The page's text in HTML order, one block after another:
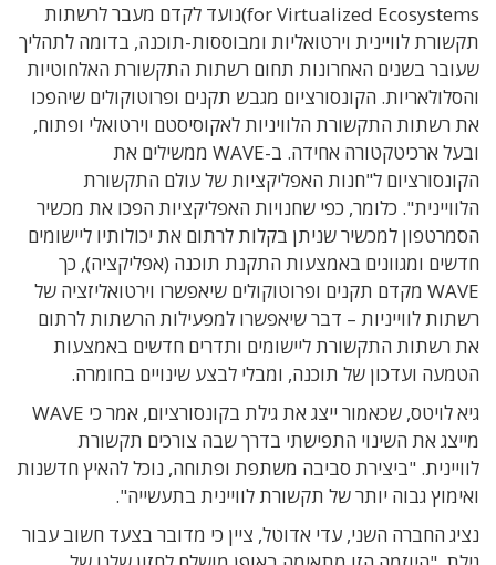
for Virtualized Ecosystems) נועד לקדם מעבר לרשתות
תקשורת לוויינית וירטואליות ומבוססות-תוכנה, בדומה לתהליך
שעובר בשנים האחרונות תחום רשתות התקשורת האלחוטיות
והסלולאריות. הקונסורציום מגבש תקנים ופרוטוקולים שיהפכו
את רשתות התקשורת הלוויניות לאקוסיסטם וירטואלי ופתוח,
ובעל ארכיטקטורה אחידה. ב-WAVE ממשילים את
הקונסורציום ל"חנות האפליקציות של עולם התקשורת
הלוויינית". כלומר, כפי שחנויות האפליקציות הפכו את מכשיר
הסמרטפון למכשיר שניתן בקלות לרתום את יכולותיו ליישומים
חדשים ומגוונים באמצעות התקנת תוכנה (אפליקציה), כך
WAVE מקדם תקנים ופרוטוקולים שיאפשרו וירטואליזציה של
רשתות לווייניות – דבר שיאפשרו למפעילות הרשתות לרתום
את רשתות התקשורת ליישומים ותדרים חדשים באמצעות
הטמעה ועדכון של תוכנה, ומבלי לבצע שינויים בחומרה.
גיא לויטס, שכאמור ייצג את גילת בקונסורציום, אמר כי WAVE
מייצג את השינוי התפישתי בדרך שבה צורכים תקשורת
לוויינית. "ביצירת סביבה משתפת ופתוחה, נוכל להאיץ חדשנות
ואימוץ גבוה יותר של תקשורת לוויינית בתעשייה".
נציג החברה השני, עדי אדוטל, ציין כי מדובר בצעד חשוב עבור